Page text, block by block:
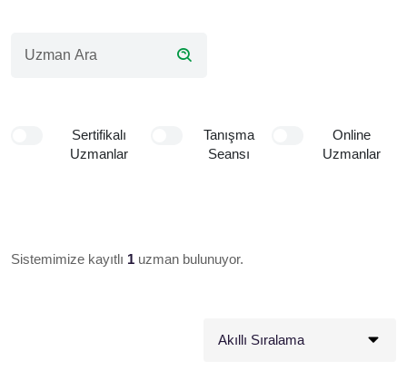
Sertifikalı
Uzmanlar
Tanışma
Seansı
Online
Uzmanlar
Sistemimize kayıtlı 1 uzman bulunuyor.